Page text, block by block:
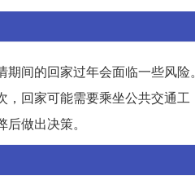
间的回家过年会面临一些风险。
，回家可能需要乘坐公共交通工
做出决策。